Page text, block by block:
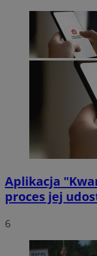
Aplikacja
proces jej
6